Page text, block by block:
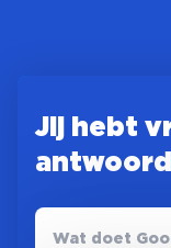
Jij hebt
Wat doet